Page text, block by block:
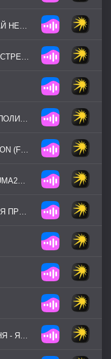
КРАЙМБРЕРИ МАРИ - ДАВАЙ НЕ ЖДАТЬ
MARKUL / ТОСЯ ЧАЙКИНА - СТРЕЛЫ
POWER INTRO / ГАГАРИНА ПОЛИНА - НЕБО В ГЛАЗАХ
MARSHMELLO - SLOW MOTION (FEAT. JONAS BROTHERS)
ZIVERT - В ГОРОДЕ ЛЕТО (UMA2RMAN -ЗВЁЗДЫ СЧИТАЮТ НАС-)
ЧЕБОТИНА ЛЮСЯ - ГЛАВНАЯ ПРИЧИНА
HAMMALI / ТРОФИМОВ ЖЕНЯ - Я ЗА ТЕБЯ МОЛЮСЬ